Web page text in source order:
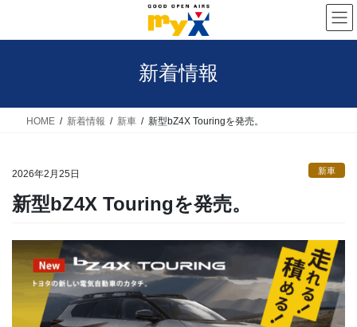
新着情報
HOME 新着情報 新車 新型bZ4X Touringを発売。
2026年2月25日 新車
新型bZ4X Touringを発売。